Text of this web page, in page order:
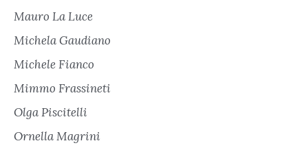
Mauro La Luce
Michela Gaudiano
Michele Fianco
Mimmo Frassineti
Olga Piscitelli
Ornella Magrini